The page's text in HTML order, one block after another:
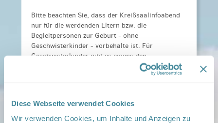
Diese Webseite verwendet Cookies
Wir verwenden Cookies, um Inhalte und Anzeigen zu
Bitte beachten Sie, dass der Kreißsaalinfoabend
nur für die werdenden Eltern bzw. die
Begleitpersonen zur Geburt - ohne
Geschwisterkinder - vorbehalte ist. Für
Geschwisterkinder gibt es eigens den
https://www.sana.de/niederlausitz/kontaktformu
lar/lauchhammer